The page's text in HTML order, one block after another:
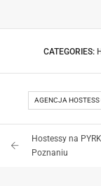
CATEGORIES:
AGENCJA HOSTESS
Hostessy na
Poznaniu